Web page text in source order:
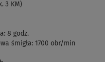
3 KM)
8 godz.
śmigła: 1700 obr/min